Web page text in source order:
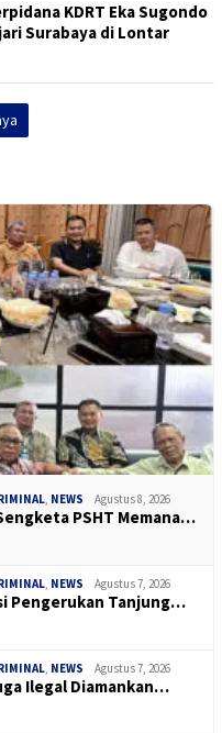
KDRT Eka Sugondo
Surabaya di Lontar
, NEWS Agustus 8, 2026
PSHT Memana…
, NEWS Agustus 7, 2026
Pengerukan Tanjung…
, NEWS Agustus 7, 2026
Ilegal Diamankan…